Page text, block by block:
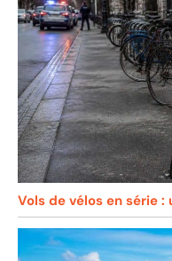
Vols de vélos en série